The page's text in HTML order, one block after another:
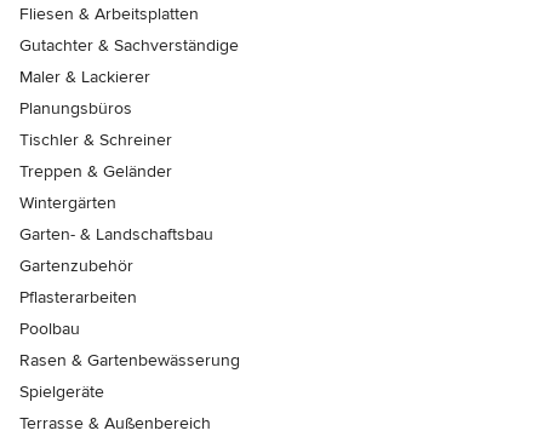
Fliesen & Arbeitsplatten
Gutachter & Sachverständige
Maler & Lackierer
Planungsbüros
Tischler & Schreiner
Treppen & Geländer
Wintergärten
Garten- & Landschaftsbau
Gartenzubehör
Pflasterarbeiten
Poolbau
Rasen & Gartenbewässerung
Spielgeräte
Terrasse & Außenbereich